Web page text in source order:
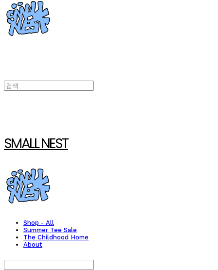
SMALL NEST
Shop - All
Summer Tee Sale
The Childhood Home
About